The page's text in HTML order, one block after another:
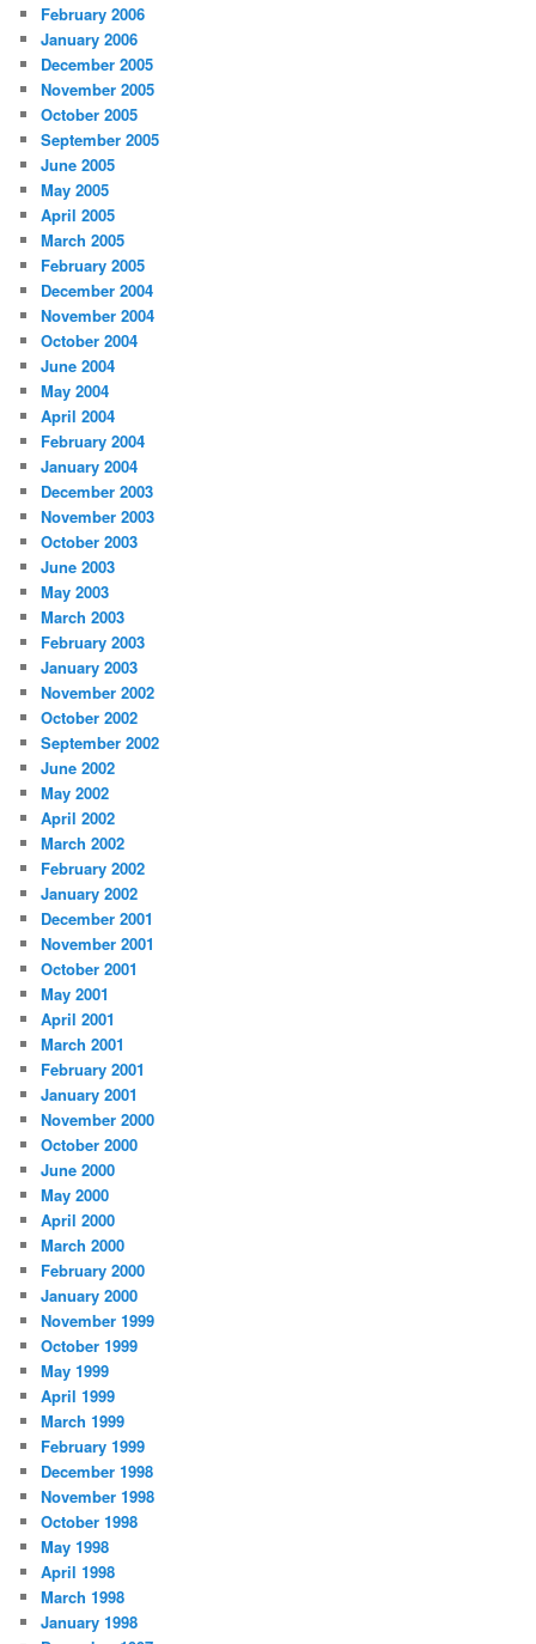
February 2006
January 2006
December 2005
November 2005
October 2005
September 2005
June 2005
May 2005
April 2005
March 2005
February 2005
December 2004
November 2004
October 2004
June 2004
May 2004
April 2004
February 2004
January 2004
December 2003
November 2003
October 2003
June 2003
May 2003
March 2003
February 2003
January 2003
November 2002
October 2002
September 2002
June 2002
May 2002
April 2002
March 2002
February 2002
January 2002
December 2001
November 2001
October 2001
May 2001
April 2001
March 2001
February 2001
January 2001
November 2000
October 2000
June 2000
May 2000
April 2000
March 2000
February 2000
January 2000
November 1999
October 1999
May 1999
April 1999
March 1999
February 1999
December 1998
November 1998
October 1998
May 1998
April 1998
March 1998
January 1998